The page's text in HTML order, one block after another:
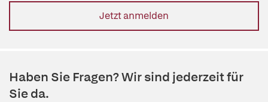
Jetzt anmelden
Haben Sie Fragen? Wir sind jederzeit für
Sie da.